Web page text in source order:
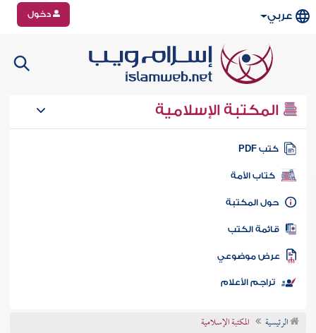
عربي دخول
المكتبة الإسلامية
كتب PDF
كتاب الأمة
المكتبة
الكتب
موضوعي
تراجم الأعلام
الرئيسية المكتبة الإسلامية